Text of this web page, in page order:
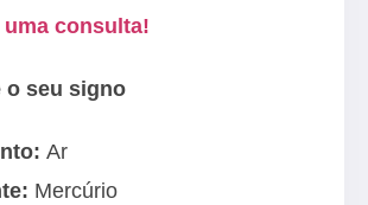
uma consulta!
o seu signo
Ar
Mercúrio